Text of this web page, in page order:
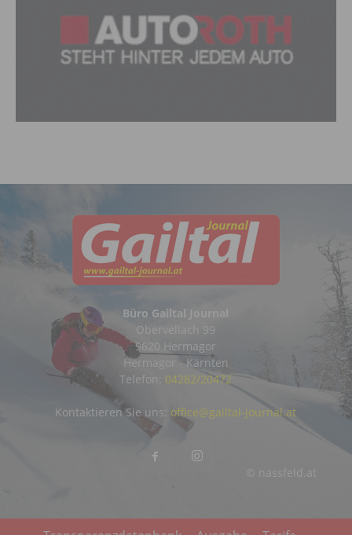
Büro Gailtal Journal
Obervellach 99
9620 Hermagor
Hermagor - Kärnten
Telefon: 04282/20472
© nassfeld.at
Kontaktieren Sie uns: office@gailtal-journal.at